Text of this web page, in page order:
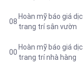
08
Hoàn mỹ báo giá
trang trí sân vườn
00
Hoàn mỹ báo giá
trang trí nhà hàng